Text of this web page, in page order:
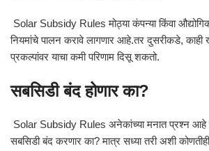
Solar Subsidy Rules मोठ्या कंपन्या किंवा
नियमांचे पालन करावे लागणार आहे.तर दुसरीकडे, काही
प्रकल्पांवर याचा कमी परिणाम दिसू शकतो.
सबसिडी बंद होणार का?
Solar Subsidy Rules अनेकांच्या मनात प्रश्न आहे
सबसिडी बंद करणार का? मात्र सध्या तरी अशी